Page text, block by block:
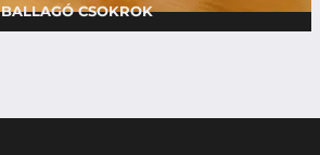
BALLAGÓ CSOKROK